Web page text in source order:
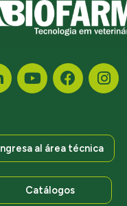
Ingresa al área técnica
Catálogos